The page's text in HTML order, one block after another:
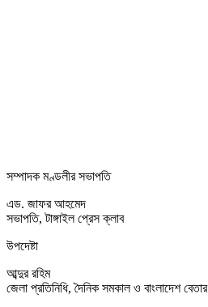
সম্পাদক মণ্ডলীর সভাপতি
এড. জাফর আহমেদ
সভাপতি, টাঙ্গাইল প্রেস ক্লাব
উপদেষ্টা
আব্দুর রহিম
জেলা প্রতিনিধি, দৈনিক সমকাল ও বাংলাদেশ বেতার